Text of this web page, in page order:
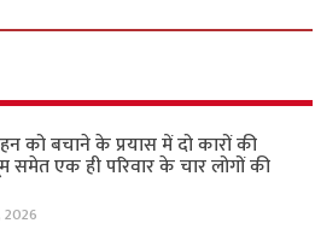
को बचाने के प्रयास में दो कारों की
समेत एक ही परिवार के चार लोगों की